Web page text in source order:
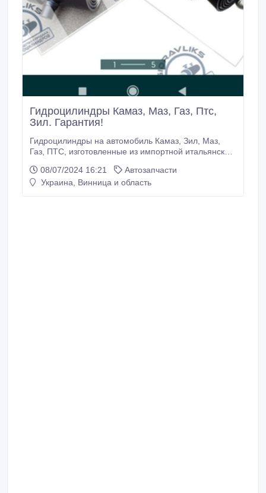
Гидроцилиндры Камаз, Маз, Газ, Птс,
Зил. Гарантия!
Гидроцилиндры на автомобиль Камаз, Зил, Маз,
Газ, ПТС, изготовленные из импортной итальянской
уплотнениями. Что приводит к долгой
работоспособности гидроцилиндра. Гидроцилиндры
08/07/2024 16:21
Автозапчасти
Украина, Винница и область